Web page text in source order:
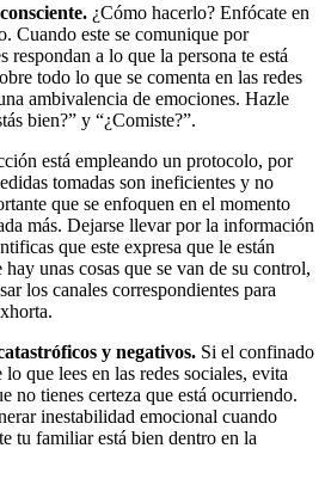
¿Cómo hacerlo? Enfócate en
Cuando este se comunique por
respondan a lo que la persona te está
todo lo que se comenta en las redes
ambivalencia de emociones. Hazle
bien?” y “¿Comiste?”.
está empleando un protocolo, por
tomadas son ineficientes y no
que se enfoquen en el momento
más. Dejarse llevar por la información
que este expresa que le están
unas cosas que se van de su control,
los canales correspondientes para
y negativos. Si el confinado
que lees en las redes sociales, evita
no tienes certeza que está ocurriendo.
inestabilidad emocional cuando
tu familiar está bien dentro en la